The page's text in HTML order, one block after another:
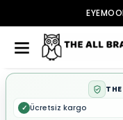
✓ Ücretsiz kargo